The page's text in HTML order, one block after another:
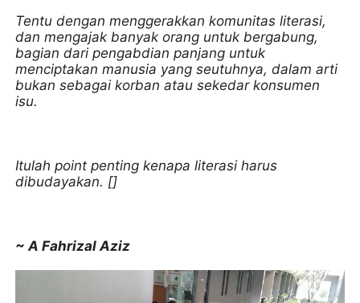
Tentu dengan menggerakkan komunitas literasi,
dan mengajak banyak orang untuk bergabung,
bagian dari pengabdian panjang untuk
menciptakan manusia yang seutuhnya, dalam arti
bukan sebagai korban atau sekedar konsumen
isu.
Itulah point penting kenapa literasi harus
dibudayakan. []
~ A Fahrizal Aziz